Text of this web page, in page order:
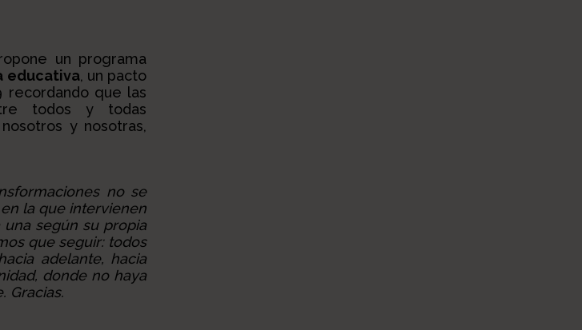
un programa
educativa, un pacto
que las
todos y todas
y nosotras,
no se
la que intervienen
según su propia
que seguir: todos
adelante, hacia
donde no haya
Gracias.